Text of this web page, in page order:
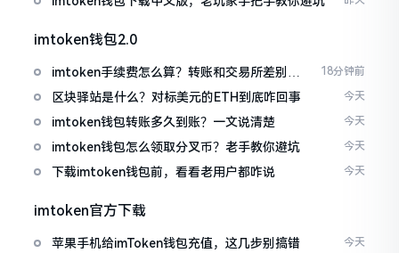
imtoken钱包2.0
imtoken手续费怎么算？转账和交易所差别大
了
18分钟前
区块驿站是什么？对标美元的ETH到底咋回事 今天
imtoken钱包转账多久到账？一文说清楚 今天
imtoken钱包怎么领取分叉币？老手教你避坑 今天
下载imtoken钱包前，看看老用户都咋说 今天
imtoken官方下载
苹果手机给imToken钱包充值，这几步别搞错 今天